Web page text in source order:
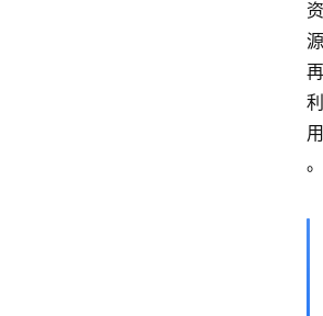
资
源
再
利
用
。